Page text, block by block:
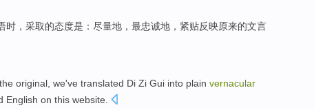
时，采取的态度是 ： 尽量地，最忠诚地，紧贴反映原来的文言
the original, we've translated Di Zi Gui into plain vernacular
English on this website